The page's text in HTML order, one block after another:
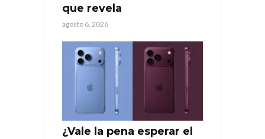
que revela
agosto 6, 2026
¿Vale la pena esperar el